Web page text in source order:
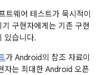
트웨어 테스트가 묵시적이
구현자에게는 기존 구현
있습니다.
가 Android의 참조 자료이
자는 최대한 Android 오픈